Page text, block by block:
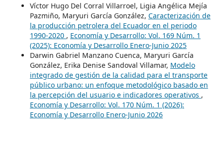
Víctor Hugo Del Corral Villarroel, Ligia Angélica Mejía
Pazmiño, Maryuri García González, Caracterización de
la producción petrolera del Ecuador en el periodo
1990-2020 , Economía y Desarrollo: Vol. 169 Núm. 1
(2025): Economía y Desarrollo Enero-Junio 2025
Darwin Gabriel Manzano Cuenca, Maryuri García
González, Erika Denise Sandoval Villamar, Modelo
integrado de gestión de la calidad para el transporte
público urbano: un enfoque metodológico basado en
la percepción del usuario e indicadores operativos ,
Economía y Desarrollo: Vol. 170 Núm. 1 (2026):
Economía y Desarrollo Enero-Junio 2026